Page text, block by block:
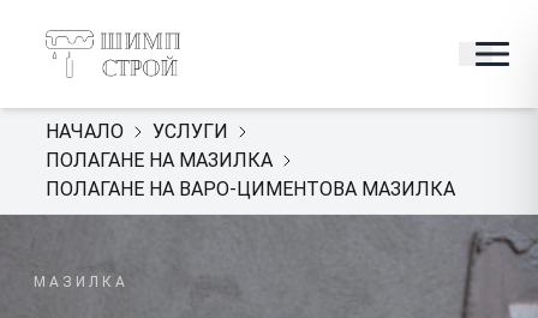
НАЧАЛО
УСЛУГИ
ПОЛАГАНЕ НА МАЗИЛКА
ПОЛАГАНЕ НА ВАРО-ЦИМЕНТОВА МАЗИЛКА
МАЗИЛКА